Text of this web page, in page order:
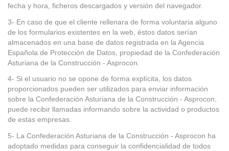
fecha y hora, ficheros descargados y versión del navegador.
3- En caso de que el cliente rellenara de forma voluntaria alguno
de los formularios existentes en la web, éstos datos serían
almacenados en una base de datos registrada en la Agencia
Española de Protección de Datos, propiedad de la Confederación
Asturiana de la Construcción - Asprocon.
4- Si el usuario no se opone de forma explícita, los datos
proporcionados pueden ser utilizados para enviar información
sobre la Confederación Asturiana de la Construcción - Asprocon,
puede recibir llamadas informando sobre la actividad o productos
de estas empresas.
5- La Confederación Asturiana de la Construcción - Asprocon ha
adoptado medidas para conseguir la confidencialidad de todos